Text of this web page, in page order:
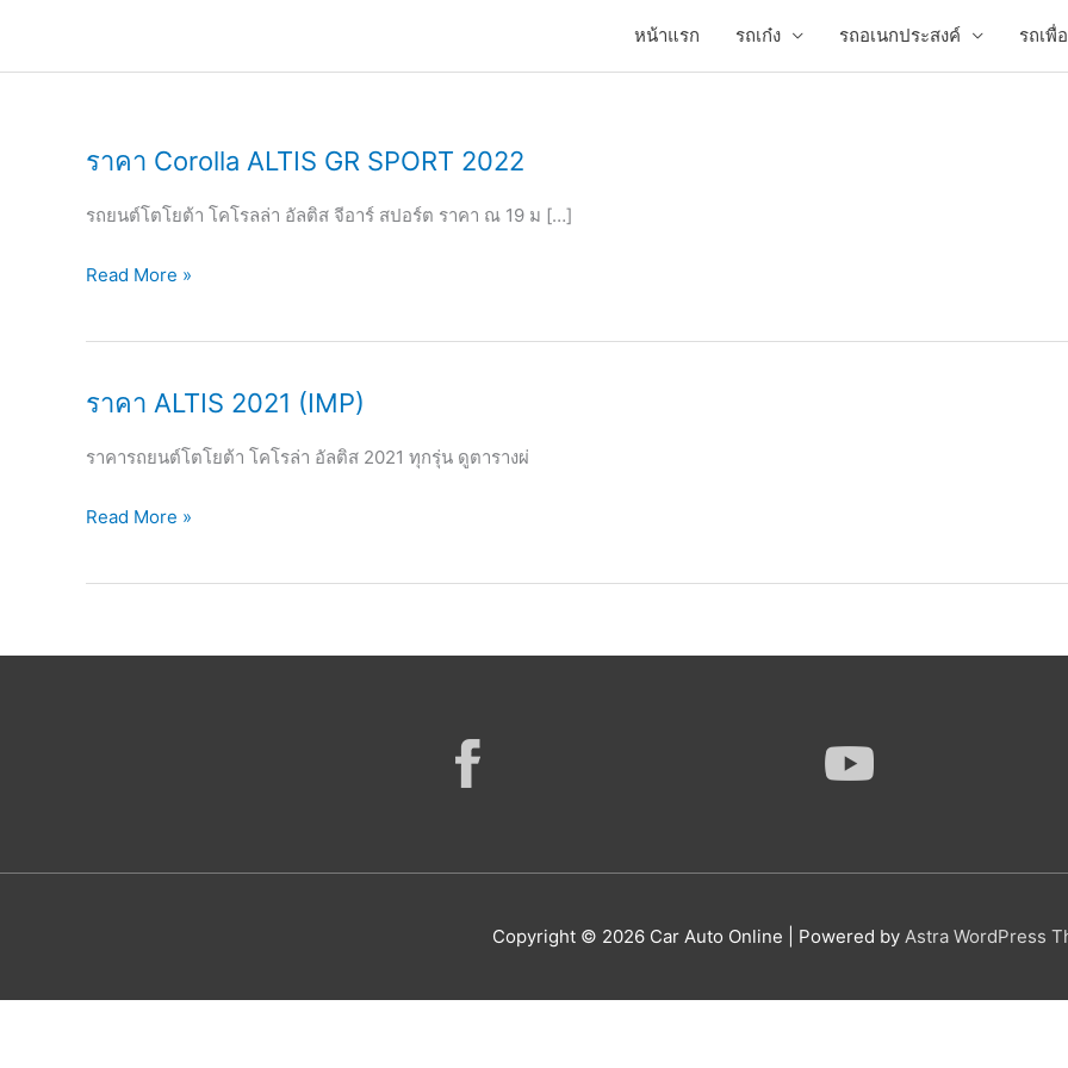
content
หน้าแรก รถเก๋ง รถอเนกประสงค์ รถเพื่
ราคา Corolla ALTIS GR SPORT 2022
รถยนต์โตโยต้า โคโรลล่า อัลติส จีอาร์ สปอร์ต ราคา ณ 19 ม […]
ราคา
ALTIS
SPORT
Read More »
ราคา ALTIS 2021 (IMP)
ราคารถยนต์โตโยต้า โคโรล่า อัลติส 2021 ทุกรุ่น ดูตารางผ่
ราคา
2021
Read More »
Copyright © 2026 Car Auto Online | Powered by Astra WordPress